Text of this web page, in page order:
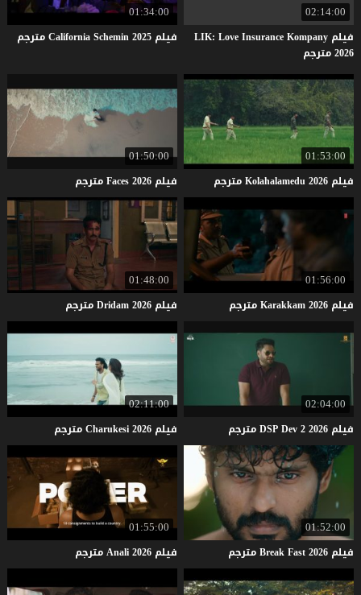
02:14:00
فيلم LIK: Love Insurance Kompany
2026 مترجم
01:34:00
فيلم CaliforniaSchemin2025 مترجم
01:53:00
فيلم Kolahalamedu2026 مترجم
01:50:00
فيلم Faces2026 مترجم
01:56:00
فيلم Karakkam2026 مترجم
01:48:00
فيلم Dridam2026 مترجم
02:04:00
فيلم DSPDev22026 مترجم
02:11:00
فيلم Charukesi2026 مترجم
01:52:00
فيلم BreakFast2026 مترجم
01:55:00
فيلم Anali2026 مترجم